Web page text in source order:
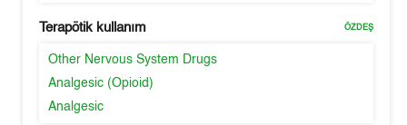
Terapötik kullanım ÖZDEŞ
Other Nervous System Drugs
Analgesic (Opioid)
Analgesic